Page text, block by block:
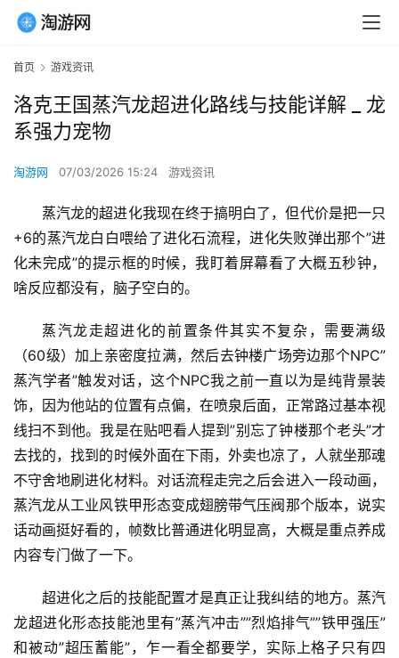
首页 游戏资讯
洛克王国蒸汽龙超进化路线与技能详解 _ 龙
系强力宠物
淘游网 07/03/2026 15:24 游戏资讯
蒸汽龙的超进化我现在终于搞明白了，但代价是把一只
+6的蒸汽龙白白喂给了进化石流程，进化失败弹出那个”进
化未完成”的提示框的时候，我盯着屏幕看了大概五秒钟，
啥反应都没有，脑子空白的。
蒸汽龙走超进化的前置条件其实不复杂，需要满级
（60级）加上亲密度拉满，然后去钟楼广场旁边那个NPC”
蒸汽学者”触发对话，这个NPC我之前一直以为是纯背景装
饰，因为他站的位置有点偏，在喷泉后面，正常路过基本视
线扫不到他。我是在贴吧看人提到”别忘了钟楼那个老头”才
去找的，找到的时候外面在下雨，外卖也凉了，人就坐那魂
不守舍地刷进化材料。对话流程走完之后会进入一段动画，
蒸汽龙从工业风铁甲形态变成翅膀带气压阀那个版本，说实
话动画挺好看的，帧数比普通进化明显高，大概是重点养成
内容专门做了一下。
超进化之后的技能配置才是真正让我纠结的地方。蒸汽
龙超进化形态技能池里有”蒸汽冲击””烈焰排气””铁甲强压”
和被动”超压蓄能”，乍一看全都要学，实际上格子只有四